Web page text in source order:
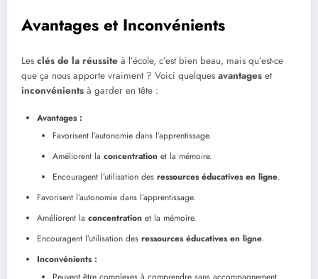
Avantages et Inconvénients
Les clés de la réussite à l’école, c’est bien beau, mais qu’est-ce
que ça nous apporte vraiment ? Voici quelques avantages et
inconvénients à garder en tête :
Avantages :
Favorisent l’autonomie dans l’apprentissage.
Améliorent la concentration et la mémoire.
Encouragent l’utilisation des ressources éducatives en ligne.
Favorisent l’autonomie dans l’apprentissage.
Améliorent la concentration et la mémoire.
Encouragent l’utilisation des ressources éducatives en ligne.
Inconvénients :